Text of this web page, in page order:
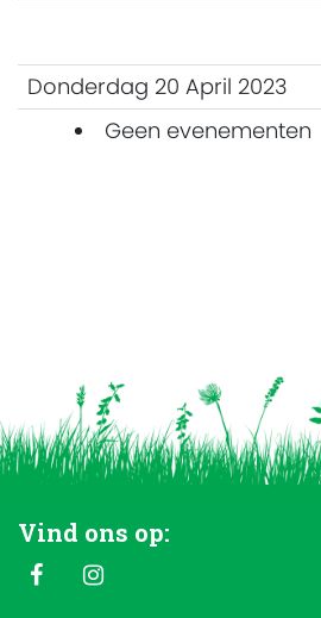
Donderdag 20 April 2023
Geen evenementen
Vind ons op: